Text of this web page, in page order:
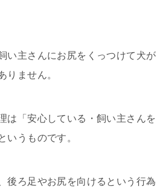
い主さんにお尻をくっつけて犬が
りません。
は「安心している・飼い主さんを
いうものです。
後ろ足やお尻を向けるという行為